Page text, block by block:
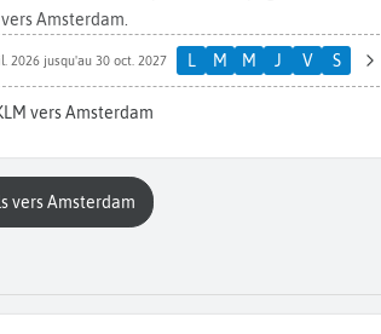
Amsterdam.
2026 jusqu'au 30 oct. 2027 L M M J V S
vers Amsterdam
vers Amsterdam